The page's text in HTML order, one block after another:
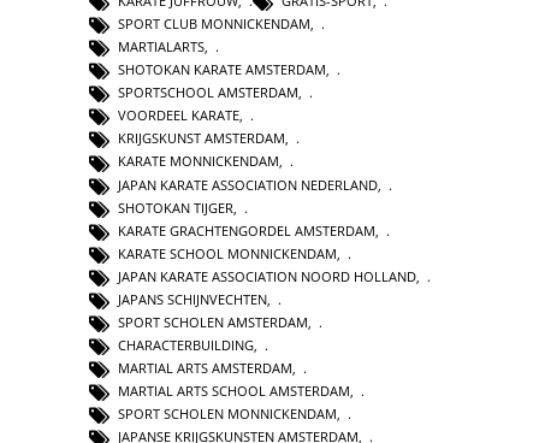
SPORT CLUB MONNICKENDAM,
MARTIALARTS,
SHOTOKAN KARATE AMSTERDAM,
SPORTSCHOOL AMSTERDAM,
VOORDEEL KARATE,
KRIJGSKUNST AMSTERDAM,
KARATE MONNICKENDAM,
JAPAN KARATE ASSOCIATION NEDERLAND
SHOTOKAN TIJGER
KARATE GRACHTENGORDEL AMSTERDAM
KARATE SCHOOL MONNICKENDAM
JAPAN KARATE ASSOCIATION NOORD HOLLAND
JAPANS SCHIJNVECHTEN
SPORT SCHOLEN AMSTERDAM
CHARACTERBUILDING
MARTIAL ARTS AMSTERDAM,
MARTIAL ARTS SCHOOL AMSTERDAM,
SPORT SCHOLEN MONNICKENDAM,
JAPANSE KRIJGSKUNSTEN AMSTERDAM,